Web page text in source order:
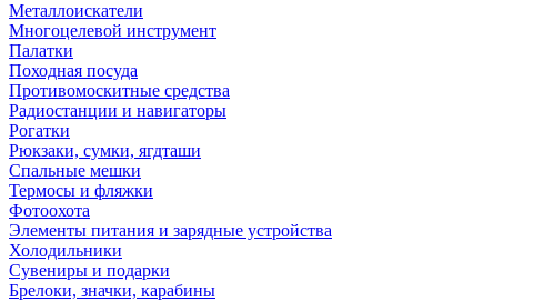
Металлоискатели
Многоцелевой инструмент
Палатки
Походная посуда
Противомоскитные средства
Радиостанции и навигаторы
Рогатки
Рюкзаки, сумки, ягдташи
Спальные мешки
Термосы и фляжки
Фотоохота
Элементы питания и зарядные устройства
Холодильники
Сувениры и подарки
Брелоки, значки, карабины